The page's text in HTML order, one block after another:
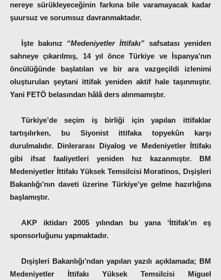
nereye sürükleyeceğinin farkına bile varamayacak kadar
şuursuz ve sorumsuz davranmaktadır.
İşte bakınız “Medeniyetler İttifakı” safsatası yeniden
sahneye çıkarılmış, 14 yıl önce Türkiye ve İspanya’nın
öncülüğünde başlatılan ve bir ara vazgeçildi izlenimi
oluşturulan şeytani ittifak yeniden aktif hale taşınmıştır.
Yani FETÖ belasından hâlâ ders alınmamıştır.
Türkiye’de seçim iş birliği için yapılan ittifaklar
tartışılırken, bu Siyonist ittifaka topyekûn karşı
durulmalıdır. Dinlerarası Diyalog ve Medeniyetler İttifakı
gibi ifsat faaliyetleri yeniden hız kazanmıştır. BM
Medeniyetler İttifakı Yüksek Temsilcisi Moratinos, Dışişleri
Bakanlığı’nın daveti üzerine Türkiye’ye gelme hazırlığına
başlamıştır.
AKP iktidarı 2005 yılından bu yana ‘İttifak’ın eş
sponsorluğunu yapmaktadır.
Dışişleri Bakanlığı’ndan yapılan yazılı açıklamada; BM
Medeniyetler İttifakı Yüksek Temsilcisi Miguel